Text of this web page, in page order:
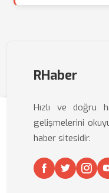
RHaber
Hızlı ve doğru
gelişmelerini
haber sitesidir.